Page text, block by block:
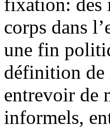
corps dans
une fin
définition de
entrevoir de
informels,